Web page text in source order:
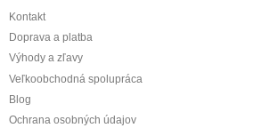
Kontakt
Doprava a platba
Výhody a zľavy
Veľkoobchodná spolupráca
Blog
Ochrana osobných údajov